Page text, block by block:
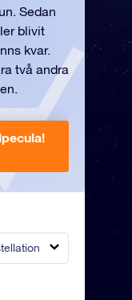
Sedan
blivit
kvar.
två andra